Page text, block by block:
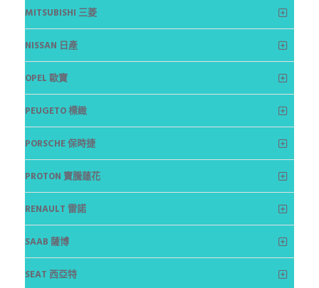
MITSUBISHI 三菱
NISSAN 日產
OPEL 歐寶
PEUGETO 標緻
PORSCHE 保時捷
PROTON 寶騰蓮花
RENAULT 雷諾
SAAB 薩博
SEAT 西亞特